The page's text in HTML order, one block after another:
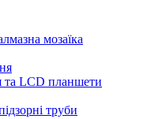
мозаїка
LCD планшети
труби